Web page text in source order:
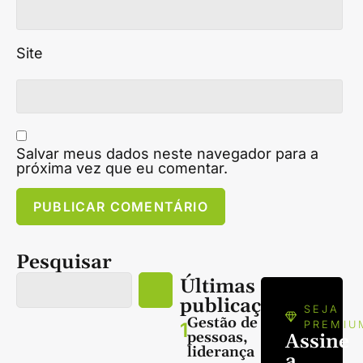
Site
Salvar meus dados neste navegador para a
próxima vez que eu comentar.
Pesquisar
Últimas
publicações
1Gestão de
pessoas,
liderança
SEJA
Assine